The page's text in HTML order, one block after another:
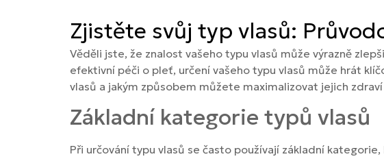
Zjistěte svůj typ vlasů:
Věděli jste, že znalost vašeho typu vlasů může výrazně
efektivní péči o pleť, určení vašeho typu vlasů může hrát
vlasů a jakým způsobem můžete maximalizovat jejich zdraví
Základní kategorie typů vlasů
Při určování typu vlasů se často používají základní